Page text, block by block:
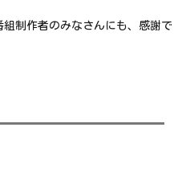
作者のみなさんにも、感謝で